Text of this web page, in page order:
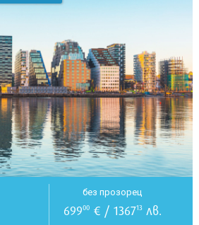
без прозорец
69900€ / 136713лв.